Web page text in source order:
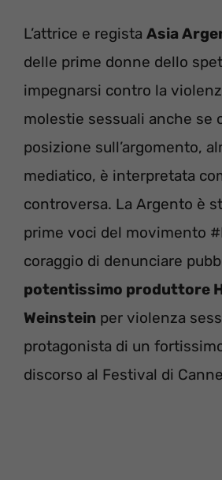
L’attrice e regista Asia
delle prime donne dello
impegnarsi contro la
molestie sessuali anche se
posizione sull’argomento,
mediatico, è interpretata
controversa. La Argento è
prime voci del movimento
coraggio di denunciare
potentissimo produttore
Weinstein per violenza
protagonista di un
discorso al Festival di